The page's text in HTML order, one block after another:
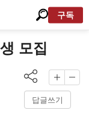
구독
모집
답글쓰기